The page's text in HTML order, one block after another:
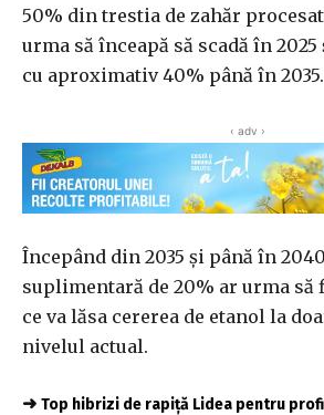
50% din trestia de zahăr
urma să înceapă să scadă în 2025
cu aproximativ 40% până în 2035.
‹ adv ›
Începând din 2035 şi până în
suplimentară de 20% ar urma să
ce va lăsa cererea de etanol la
nivelul actual.
➜ Top hibrizi de rapiță Lidea pentru